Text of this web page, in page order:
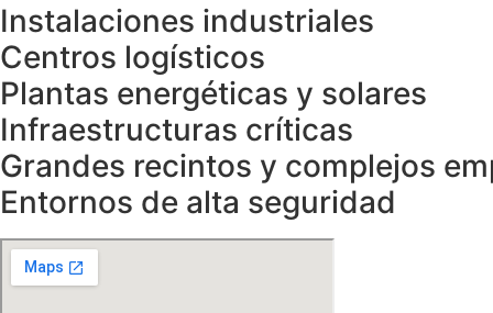
Instalaciones industriales
Centros logísticos
Plantas energéticas y solares
Infraestructuras críticas
Grandes recintos y complejos
Entornos de alta seguridad